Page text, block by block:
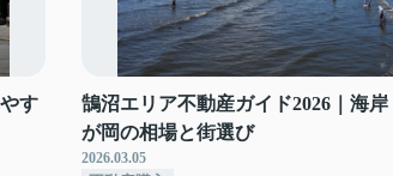
す
鵠沼エリア不動産ガイド2026｜海
が岡の相場と街選び
2026.03.05